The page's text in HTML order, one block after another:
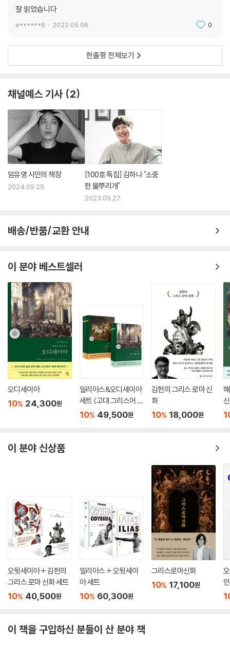
잘 읽었습니다
e******8 2022.05.06. 0
한줄평 전체보기
채널예스 기사 2
임유영 시인의 책장
2024.09.25.
[100호 특집] 김하나 "소중
한 물뿌리개"
2023.09.27.
배송/반품/교환 안내
이 분야 베스트셀러
오디세이아
10% 24,300원
일리아스&오디세이아
세트 (고대 그리스어 완
역본)
10% 49,500원
김헌의 그리스 로마 신
화
10% 18,000원
이 분야 신상품
오뒷세이아 + 김헌의
그리스 로마 신화 세트
10% 40,500원
일리아스 + 오뒷세이
아 세트
10% 60,300원
그리스로마신화
10% 17,100원
이 책을 구입하신 분들이 산 분야 책